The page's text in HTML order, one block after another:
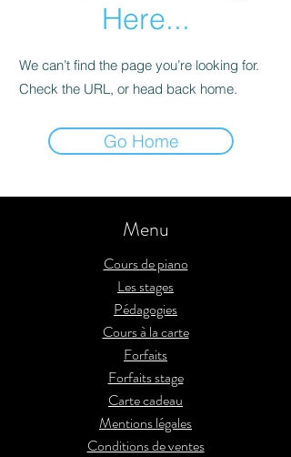
Here...
We can’t find the page you’re looking for.
Check the URL, or head back home.
Go Home
Menu
Cours de piano
Les stages
Pédagogies
Cours à la carte
Forfaits
Forfaits stage
Carte cadeau
Mentions légales
Conditions de ventes